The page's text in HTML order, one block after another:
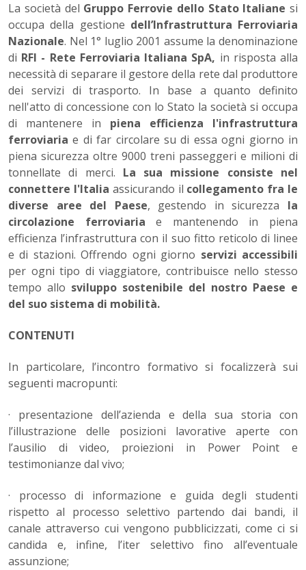
La società del Gruppo Ferrovie dello Stato Italiane si
occupa della gestione dell’Infrastruttura Ferroviaria
Nazionale. Nel 1° luglio 2001 assume la denominazione
di RFI - Rete Ferroviaria Italiana SpA, in risposta alla
necessità di separare il gestore della rete dal produttore
dei servizi di trasporto. In base a quanto definito
nell'atto di concessione con lo Stato la società si occupa
di mantenere in piena efficienza l'infrastruttura
ferroviaria e di far circolare su di essa ogni giorno in
piena sicurezza oltre 9000 treni passeggeri e milioni di
tonnellate di merci. La sua missione consiste nel
connettere l'Italia assicurando il collegamento fra le
diverse aree del Paese, gestendo in sicurezza la
circolazione ferroviaria e mantenendo in piena
efficienza l’infrastruttura con il suo fitto reticolo di linee
e di stazioni. Offrendo ogni giorno servizi accessibili
per ogni tipo di viaggiatore, contribuisce nello stesso
tempo allo sviluppo sostenibile del nostro Paese e
del suo sistema di mobilità.
CONTENUTI
In particolare, l’incontro formativo si focalizzerà sui
seguenti macropunti:
· presentazione dell’azienda e della sua storia con
l’illustrazione delle posizioni lavorative aperte con
l’ausilio di video, proiezioni in Power Point e
testimonianze dal vivo;
· processo di informazione e guida degli studenti
rispetto al processo selettivo partendo dai bandi, il
canale attraverso cui vengono pubblicizzati, come ci si
candida e, infine, l’iter selettivo fino all’eventuale
assunzione;